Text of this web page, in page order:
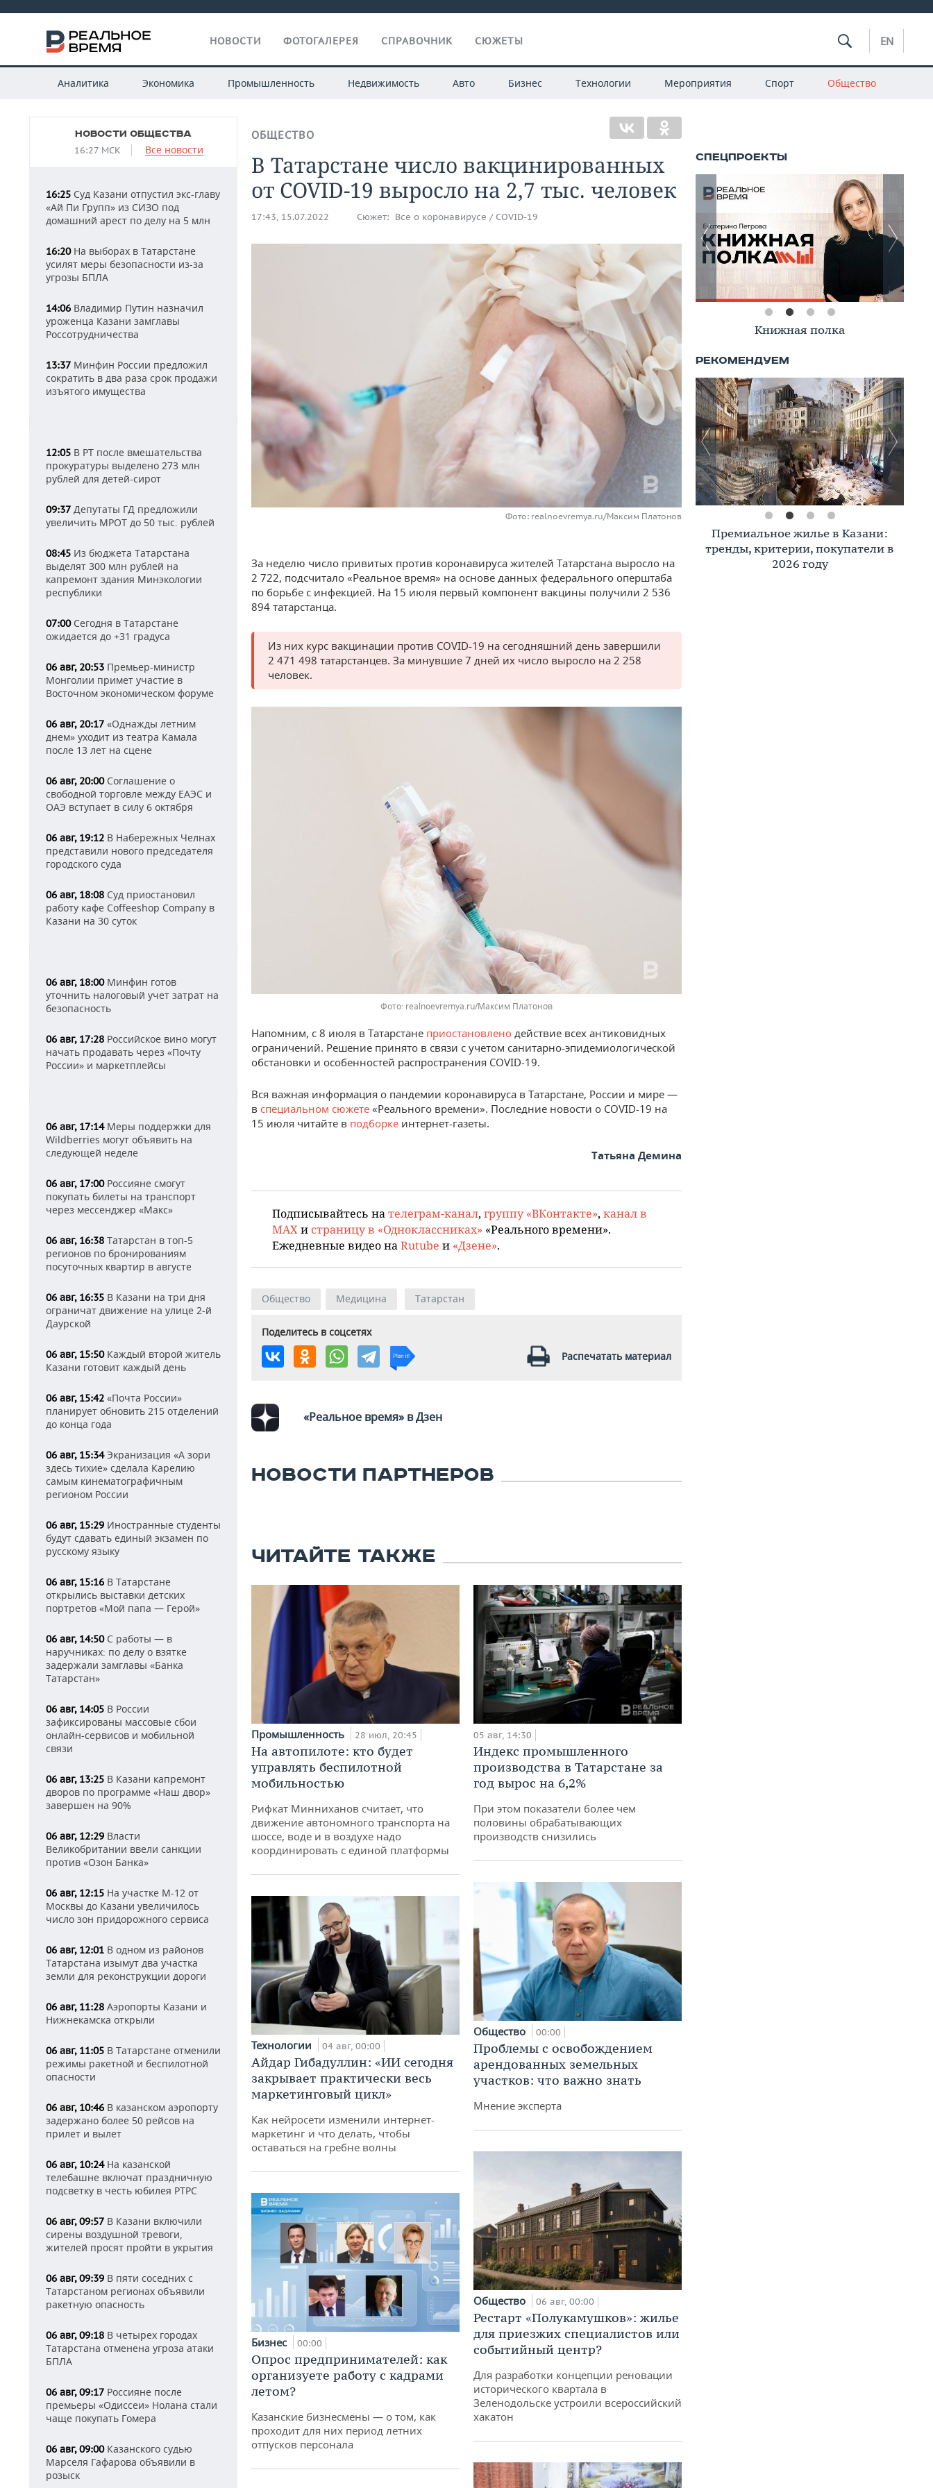
НОВОСТИ ФОТОГАЛЕРЕЯ СПРАВОЧНИК СЮЖЕТЫ EN
Аналитика Экономика Промышленность Недвижимость Авто Бизнес Технологии Мероприятия Спорт Общество
НОВОСТИ ОБЩЕСТВА
16:27 МСК Все новости
16:25 Суд Казани отпустил экс-главу
«Ай Пи Групп» из СИЗО под
домашний арест по делу на 5 млн
16:20На выборах в Татарстане
усилят меры безопасности из-за
угрозы БПЛА
14:06 Владимир Путин назначил
уроженца Казани замглавы
Россотрудничества
13:37 Минфин России предложил
сократить в два раза срок продажи
изъятого имущества
12:05 В РТ после вмешательства
прокуратуры выделено 273 млн
рублей для детей-сирот
09:37 Депутаты ГД предложили
увеличить МРОТ до 50 тыс. рублей
08:45 Из бюджета Татарстана
выделят 300 млн рублей на
капремонт здания Минэкологии
республики
07:00Сегодня в Татарстане
ожидается до +31 градуса
06 авг, 20:53 Премьер-министр
Монголии примет участие в
Восточном экономическом форуме
06 авг, 20:17 «Однажды летним
днем» уходит из театра Камала
после 13 лет на сцене
06 авг, 20:00Соглашение о
свободной торговле между ЕАЭС и
ОАЭ вступает в силу 6 октября
06 авг, 19:12 В Набережных Челнах
представили нового председателя
городского суда
06 авг, 18:08 Суд приостановил
работу кафе Coffeeshop Company в
Казани на 30 суток
06 авг, 18:00Минфин готов
уточнить налоговый учет затрат на
безопасность
06 авг, 17:28 Российское вино могут
начать продавать через «Почту
России» и маркетплейсы
06 авг, 17:14Меры поддержки для
Wildberries могут объявить на
следующей неделе
06 авг, 17:00Россияне смогут
покупать билеты на транспорт
через мессенджер «Макс»
06 авг, 16:38 Татарстан в топ-5
регионов по бронированиям
посуточных квартир в августе
06 авг, 16:35 В Казани на три дня
ограничат движение на улице 2-й
Даурской
06 авг, 15:50Каждый второй житель
Казани готовит каждый день
06 авг, 15:42 «Почта России»
планирует обновить 215 отделений
до конца года
06 авг, 15:34Экранизация «А зори
здесь тихие» сделала Карелию
самым кинематографичным
регионом России
06 авг, 15:29 Иностранные студенты
будут сдавать единый экзамен по
русскому языку
06 авг, 15:16 В Татарстане
открылись выставки детских
портретов «Мой папа — Герой»
06 авг, 14:50С работы — в
наручниках: по делу о взятке
задержали замглавы «Банка
Татарстан»
06 авг, 14:05 В России
зафиксированы массовые сбои
онлайн-сервисов и мобильной
связи
06 авг, 13:25 В Казани капремонт
дворов по программе «Наш двор»
завершен на 90%
06 авг, 12:29 Власти
Великобритании ввели санкции
против «Озон Банка»
06 авг, 12:15 На участке М-12 от
Москвы до Казани увеличилось
число зон придорожного сервиса
06 авг, 12:01 В одном из районов
Татарстана изымут два участка
земли для реконструкции дороги
06 авг, 11:28 Аэропорты Казани и
Нижнекамска открыли
06 авг, 11:05 В Татарстане отменили
режимы ракетной и беспилотной
опасности
06 авг, 10:46 В казанском аэропорту
задержано более 50 рейсов на
прилет и вылет
06 авг, 10:24На казанской
телебашне включат праздничную
подсветку в честь юбилея РТРС
06 авг, 09:57 В Казани включили
сирены воздушной тревоги,
жителей просят пройти в укрытия
06 авг, 09:39 В пяти соседних с
Татарстаном регионах объявили
ракетную опасность
06 авг, 09:18 В четырех городах
Татарстана отменена угроза атаки
БПЛА
06 авг, 09:17 Россияне после
премьеры «Одиссеи» Нолана стали
чаще покупать Гомера
06 авг, 09:00Казанского судью
Марселя Гафарова объявили в
розыск
ОБЩЕСТВО
В Татарстане число вакцинированных
от COVID-19 выросло на 2,7 тыс. человек
17:43, 15.07.2022 Сюжет: Все о коронавирусе / COVID-19
Фото: realnoevremya.ru/Максим Платонов
За неделю число привитых против коронавируса жителей Татарстана выросло на
2 722, подсчитало «Реальное время» на основе данных федерального оперштаба
по борьбе с инфекцией. На 15 июля первый компонент вакцины получили 2 536
894 татарстанца.
Из них курс вакцинации против COVID-19 на сегодняшний день завершили
2 471 498 татарстанцев. За минувшие 7 дней их число выросло на 2 258
человек.
realnoevremya.ru/Максим Платонов
Напомним, с 8 июля в Татарстане приостановлено действие всех антиковидных
ограничений. Решение принято в связи с учетом санитарно-эпидемиологической
обстановки и особенностей распространения COVID-19.
Вся важная информация о пандемии коронавируса в Татарстане, России и мире —
в специальном сюжете «Реального времени». Последние новости о COVID-19 на
15 июля читайте в подборке интернет-газеты.
Татьяна Демина
Подписывайтесь нателеграм-канал, группу «ВКонтакте», канал в
MAXи страницу в «Одноклассниках» «Реального времени».
Ежедневные видео наRutube и «Дзене».
Общество Медицина Татарстан
Поделитесь в соцсетях
Распечатать материал
«Реальное время» в Дзен
НОВОСТИ ПАРТНЕРОВ
ЧИТАЙТЕ ТАКЖЕ
Промышленность 28 июл, 20:45
На автопилоте: кто будет
управлять беспилотной
мобильностью
Рифкат Минниханов считает, что
движение автономного транспорта на
шоссе, воде и в воздухе надо
координировать с единой платформы
Технологии 04 авг, 00:00
Айдар Гибадуллин: «ИИ сегодня
закрывает практически весь
маркетинговый цикл»
Как нейросети изменили интернет-
маркетинг и что делать, чтобы
оставаться на гребне волны
Бизнес 00:00
Опрос предпринимателей: как
организуете работу с кадрами
летом?
Казанские бизнесмены — о том, как
проходит для них период летних
отпусков персонала
05 авг, 14:30
Индекс промышленного
производства в Татарстане за
год вырос на 6,2%
При этом показатели более чем
половины обрабатывающих
производств снизились
Общество 00:00
Проблемы с освобождением
арендованных земельных
участков: что важно знать
Мнение эксперта
Общество 06 авг, 00:00
Рестарт «Полукамушков»: жилье
для приезжих специалистов или
событийный центр?
Для разработки концепции реновации
исторического квартала в
Зеленодольске устроили всероссийский
хакатон
Книжная полка
Премиальное жилье в Казани:
тренды, критерии, покупатели в
2026 году